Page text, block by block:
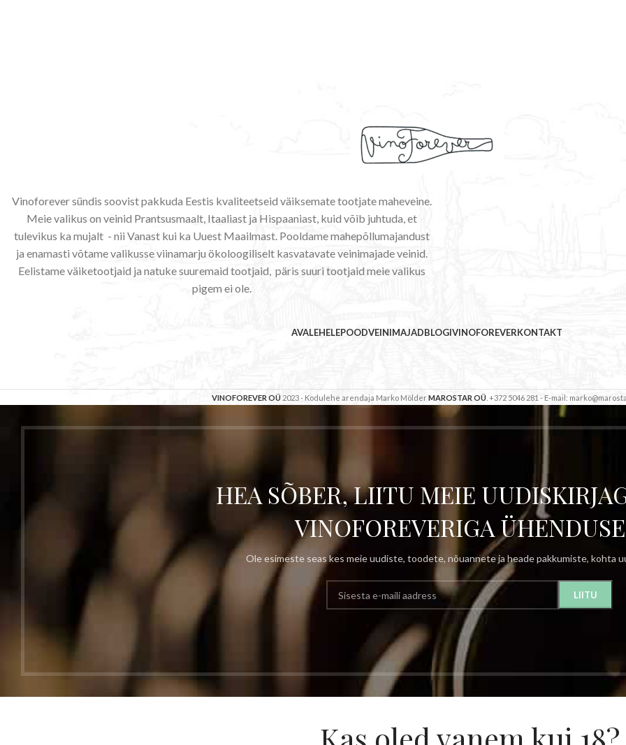
Vinoforever sündis soovist pakkuda Eestis kvaliteetseid väiksemate tootjate maheveine.
Meie valikus on veinid Prantsusmaalt, Itaaliast ja Hispaaniast, kuid võib juhtuda, et
tulevikus ka mujalt - nii Vanast kui ka Uuest Maailmast. Pooldame mahepõllumajandust
ja enamasti võtame valikusse viinamarju ökoloogiliselt kasvatavate veinimajade veinid.
Eelistame väiketootjaid ja natuke suuremaid tootjaid, päris suuri tootjaid meie valikus
pigem ei ole.
AVALEHELEPOODVEINIMAJADBLOGIVINOFOREVERKONTAKT
VINOFOREVER OÜ 2023 - Kodulehe arendaja Marko MölderMAROSTAR OÜ. +372 5046 281 - E-mail:
HEA SÕBER, LIITU MEIE
VINOFOREVERIGA
Ole esimeste seas kes meie uudiste, toodete, nõuannete ja heade pakkumiste, kohta